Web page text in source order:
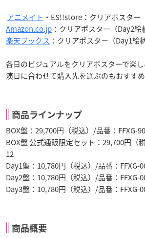
アニメイト ・ES!!store：クリアポスター
Amazon.co.jp ：クリアポスター（Day2絵
楽天ブックス ：クリアポスター（Day1絵柄
各日のビジュアルをクリアポスターで楽
演日に合わせて購入先を選ぶのもおすすめ
商品ラインナップ
BOX盤：29,700円（税込）/品番：FFXG-
BOX盤 公式通販限定セット：29,700円（
12
Day1盤：10,780円（税込）/品番：FFXG-
Day2盤：10,780円（税込）/品番：FFXG-
Day3盤：10,780円（税込）/品番：FFXG-
商品概要